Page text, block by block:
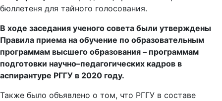
бюллетеня для тайного голосования.
В ходе заседания ученого совета были утверждены
Правила приема на обучение по образовательным
программам высшего образования – программам
подготовки научно–педагогических кадров в
аспирантуре РГГУ в 2020 году.
Также было объявлено о том, что РГГУ в составе